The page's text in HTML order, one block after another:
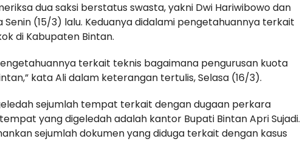
dua saksi berstatus swasta, yakni Dwi Hariwibowo dan
Senin (15/3) lalu. Keduanya didalami pengetahuannya terkait
di Kabupaten Bintan.
terkait teknis bagaimana pengurusan kuota
kata Ali dalam keterangan tertulis, Selasa (16/3).
sejumlah tempat terkait dengan dugaan perkara
yang digeledah adalah kantor Bupati Bintan Apri Sujadi.
sejumlah dokumen yang diduga terkait dengan kasus